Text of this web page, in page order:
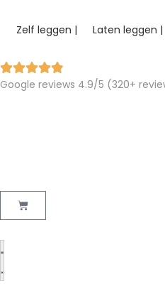
Zelf leggen | Laten leggen |
Google reviews 4.9/5 (320+